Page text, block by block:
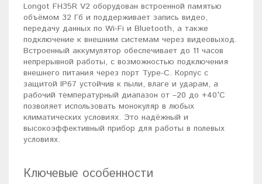
Longot FH35R V2 оборудован встроенной памятью
объёмом 32 Гб и поддерживает запись видео,
передачу данных по Wi-Fi и Bluetooth, а также
подключение к внешним системам через видеовыход.
Встроенный аккумулятор обеспечивает до 11 часов
непрерывной работы, с возможностью подключения
внешнего питания через порт Type-C. Корпус с
защитой IP67 устойчив к пыли, влаге и ударам, а
рабочий температурный диапазон от –20 до +40°C
позволяет использовать монокуляр в любых
климатических условиях. Это надёжный и
высокоэффективный прибор для работы в полевых
условиях.
Ключевые особенности